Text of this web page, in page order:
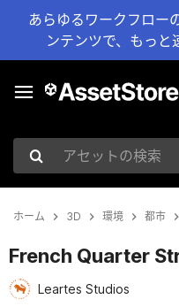
あらゆるワークフロー
ンテンツで、もっと
アセットの検索
ホーム 3D 環境 都市
French Quarter
Leartes Studios